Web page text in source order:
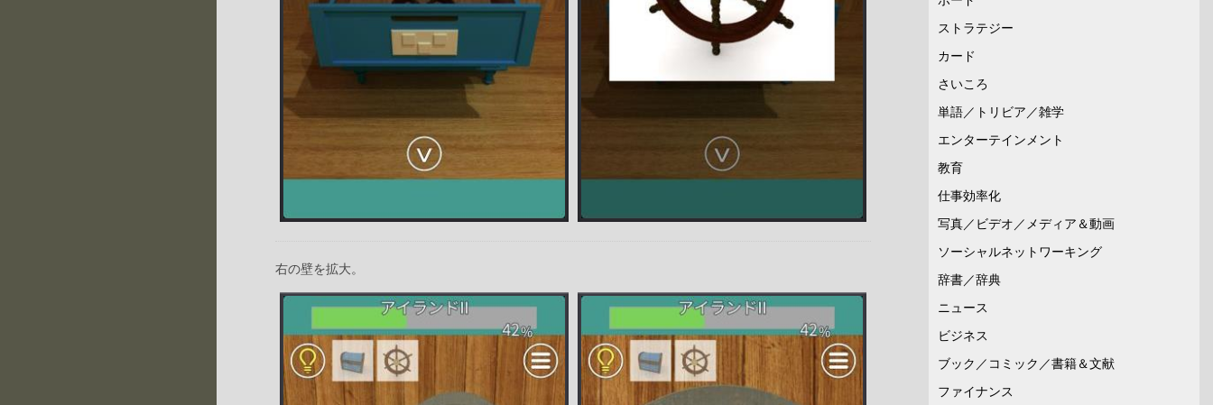
右の壁を拡大。
ストラテジー
カード
さいころ
単語／トリビア／雑学
エンターテインメント
教育
仕事効率化
写真／ビデオ／メディア＆動画
ソーシャルネットワーキング
辞書／辞典
ニュース
ビジネス
ブック／コミック／書籍＆文献
ファイナンス